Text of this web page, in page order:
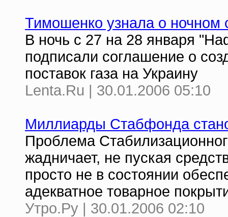
Тимошенко узнала о ночном
В ночь с 27 на 28 января
подписали соглашение о
поставок газа на Украину
Lenta.Ru | 30.01.2006 05:10
Миллиарды Стабфонда
Проблема
жадничает, не пуская
просто не в состоянии
адекватное товарное
Утро.Ру | 30.01.2006 02:10